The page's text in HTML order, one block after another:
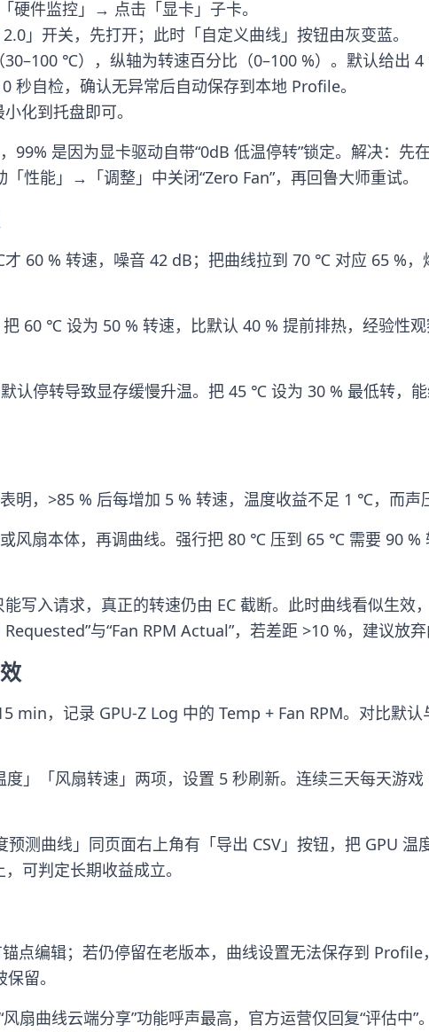
硬件监控」→ 点击「显卡」子卡。
」开关，先打开；此时「自定义曲线」按钮由灰变蓝。
℃），纵轴为转速百分比（0–100 %）。默认给出 4
秒自检，确认无异常后自动保存到本地 Profile。
化到托盘即可。
99% 是因为显卡驱动自带“0dB 低温停转”锁定。解决：
性能」→「调整」中关闭“Zero Fan”，再回鲁大师重试。
60 % 转速，噪音 42 dB；把曲线拉到 70 ℃ 对应 65 %
60 ℃ 设为 50 % 转速，比默认 40 % 提前排热，经验性
认停转导致显存缓慢升温。把 45 ℃ 设为 30 % 最低转，
明，>85 % 后每增加 5 % 转速，温度收益不足 1 ℃，而声
风扇本体，再调曲线。强行把 80 ℃ 压到 65 ℃ 需要 90 %
写入请求，真正的转速仍由 EC 截断。此时曲线看似生效
与“Fan RPM Actual”，若差距 >10 %，建议放
min，记录 GPU-Z Log 中的 Temp + Fan RPM。对比默
」「风扇转速」两项，设置 5 秒刷新。连续三天每天游
测曲线」同页面右上角有「导出 CSV」按钮，把 GPU
可判定长期收益成立。
点编辑；若仍停留在老版本，曲线设置无法保存到 Profile
留。
扇曲线云端分享”功能呼声最高，官方运营仅回复“评估中”